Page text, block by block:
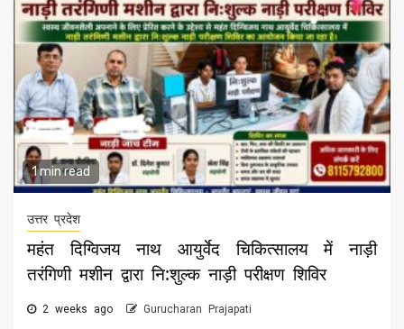
1 min read
उत्तर प्रदेश
महंत दिग्विजय नाथ आयुर्वेद चिकित्सालय में नाड़ी
तरंगिणी मशीन द्वारा नि:शुल्क नाड़ी परीक्षण शिविर
2 weeks ago Gurucharan Prajapati